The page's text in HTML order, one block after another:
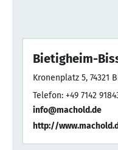
Bietigheim-
Kronenplatz 5, 74321
Telefon: +49 7142
info@machold.de
http://